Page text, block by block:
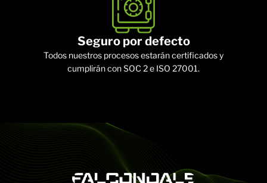
Seguro por defecto
Todos nuestros procesos estarán certificados y
cumplirán con SOC 2 e ISO 27001.